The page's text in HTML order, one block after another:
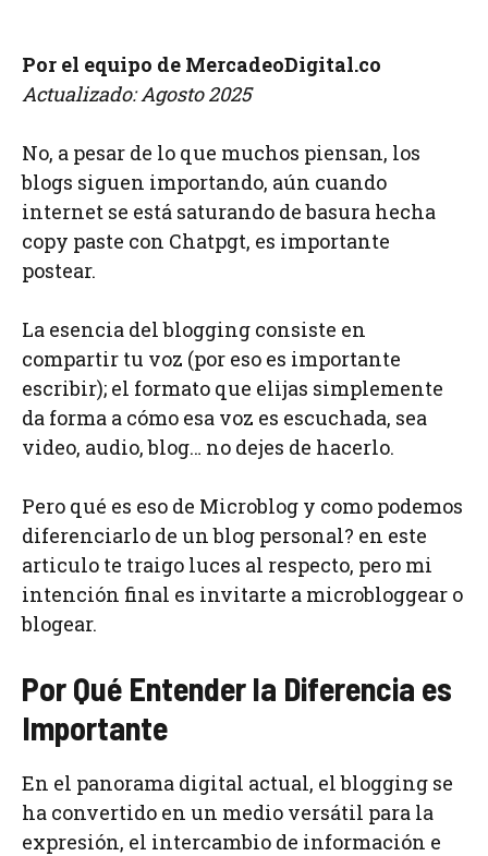
Por el equipo de MercadeoDigital.co
Actualizado: Agosto 2025
No, a pesar de lo que muchos piensan, los
blogs siguen importando, aún cuando
internet se está saturando de basura hecha
copy paste con Chatpgt, es importante
postear.
La esencia del blogging consiste en
compartir tu voz (por eso es importante
escribir); el formato que elijas simplemente
da forma a cómo esa voz es escuchada, sea
video, audio, blog… no dejes de hacerlo.
Pero qué es eso de Microblog y como podemos
diferenciarlo de un blog personal? en este
articulo te traigo luces al respecto, pero mi
intención final es invitarte a microbloggear o
blogear.
Por Qué Entender la Diferencia es
Importante
En el panorama digital actual, el blogging se
ha convertido en un medio versátil para la
expresión, el intercambio de información e